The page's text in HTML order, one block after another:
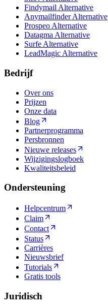
Findymail Alternative
Anymailfinder Alternative
Prospeo Alternative
Datagma Alternative
Surfe Alternative
LeadMagic Alternative
Bedrijf
Over ons
Prijzen
Onze data
Blog
Partnerprogramma
Persbronnen
Nieuwe releases
Wijzigingslogboek
Kwaliteitsbeleid
Ondersteuning
Helpcentrum
Claim
Contact
Status
Carrières
Nieuwsbrief
Tutorials
Gratis tools
Juridisch